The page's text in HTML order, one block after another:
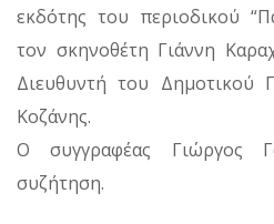
εκδότης του περιοδικού
τον σκηνοθέτη Γιάννη
Διευθυντή του Δημοτικού
Κοζάνης.
Ο συγγραφέας Γιώργος
συζήτηση.